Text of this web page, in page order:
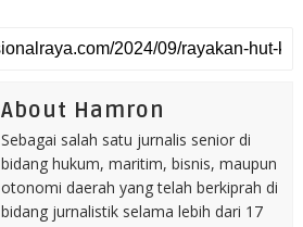
About Hamron
Sebagai salah satu jurnalis senior di
bidang hukum, maritim, bisnis, maupun
otonomi daerah yang telah berkiprah di
bidang jurnalistik selama lebih dari 17